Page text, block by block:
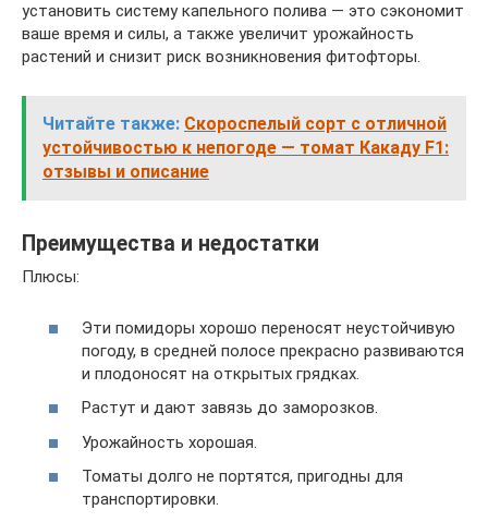
установить систему капельного полива — это сэкономит
ваше время и силы, а также увеличит урожайность
растений и снизит риск возникновения фитофторы.
Читайте также: Скороспелый сорт с отличной
устойчивостью к непогоде — томат Какаду F1:
отзывы и описание
Преимущества и недостатки
Плюсы:
Эти помидоры хорошо переносят неустойчивую
погоду, в средней полосе прекрасно развиваются
и плодоносят на открытых грядках.
Растут и дают завязь до заморозков.
Урожайность хорошая.
Томаты долго не портятся, пригодны для
транспортировки.